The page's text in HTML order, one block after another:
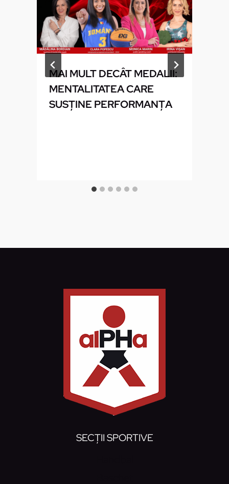
MAI MULT DECÂT MEDALII:
MENTALITATEA CARE
SUSȚINE PERFORMANȚA
SECȚII SPORTIVE